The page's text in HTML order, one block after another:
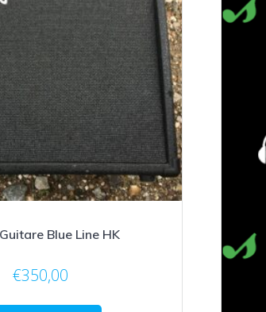
Blue Line HK
€350,00